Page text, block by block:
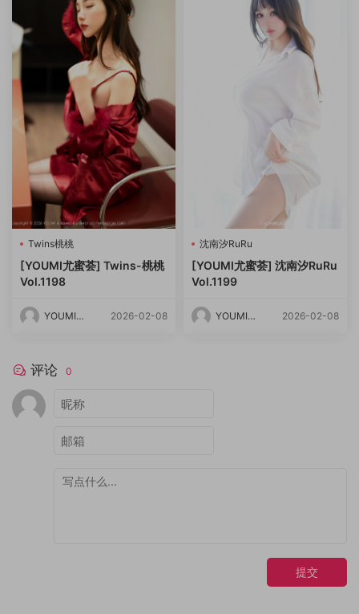
Twins桃桃
[YOUMI尤蜜荟] Twins-桃桃
Vol.1198
YOUMI尤
2026-02-08
沈南汐RuRu
[YOUMI尤蜜荟] 沈南汐RuRu
Vol.1199
YOUMI尤
2026-02-08
评论 0
提交